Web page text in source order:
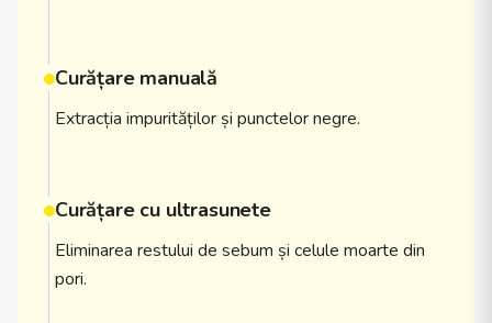
Curățare manuală
Extracția impurităților și punctelor negre.
Curățare cu ultrasunete
Eliminarea restului de sebum și celule moarte din
pori.